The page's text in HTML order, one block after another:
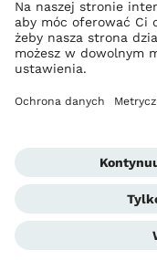
Jednostka
Global Website
Warunki handlowe dla
Newsletter
Kariera